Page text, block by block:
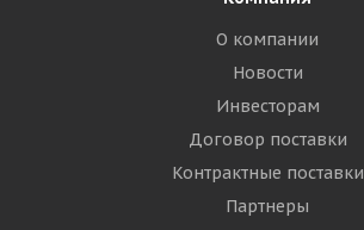
О компании
Новости
Инвесторам
Договор поставки
Контрактные поставки
Партнеры